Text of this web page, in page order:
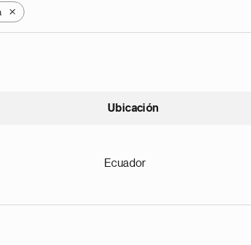
X
Ubicación
Ecuador